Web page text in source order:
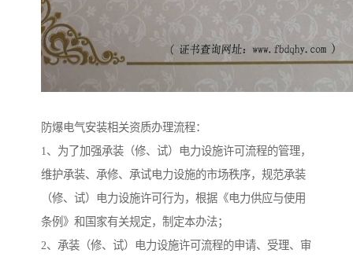
防爆电气安装相关资质办理流程：
1、为了加强承装（修、试）电力设施许可流程的管理，
维护承装、承修、承试电力设施的市场秩序，规范承装
（修、试）电力设施许可行为，根据《电力供应与使用
条例》和国家有关规定，制定本办法；
2、承装（修、试）电力设施许可流程的申请、受理、审